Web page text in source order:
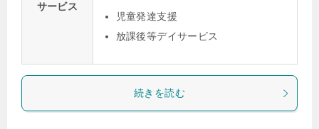
サービス
児童発達支援
放課後等デイサービス
続きを読む